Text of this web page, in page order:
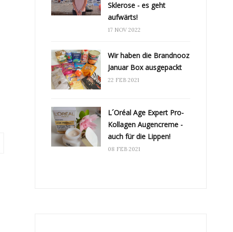
Sklerose - es geht
aufwärts!
17 NOV 2022
Wir haben die Brandnooz
Januar Box ausgepackt
22 FEB 2021
L´Oréal Age Expert Pro-
Kollagen Augencreme -
auch für die Lippen!
08 FEB 2021